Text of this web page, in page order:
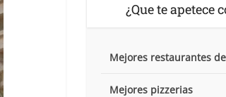
¿Que te apetece
Mejores restaurantes
Mejores pizzerias